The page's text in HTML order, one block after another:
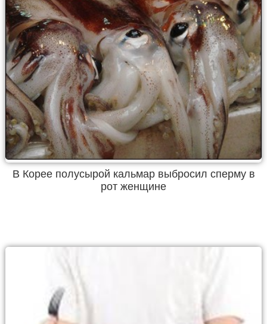
В Корее полусырой кальмар выбросил сперму в
рот женщине